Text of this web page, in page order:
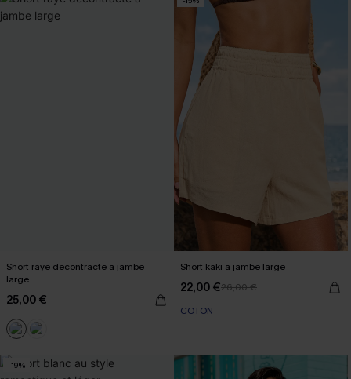
Short rayé décontracté à jambe
large
25,00 €
Short kaki à jambe large
22,00 €26,00 €
COTON
-19%